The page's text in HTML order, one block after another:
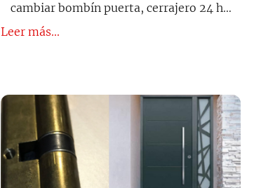
cambiar bombín puerta, cerrajero 24 h…
Leer más...